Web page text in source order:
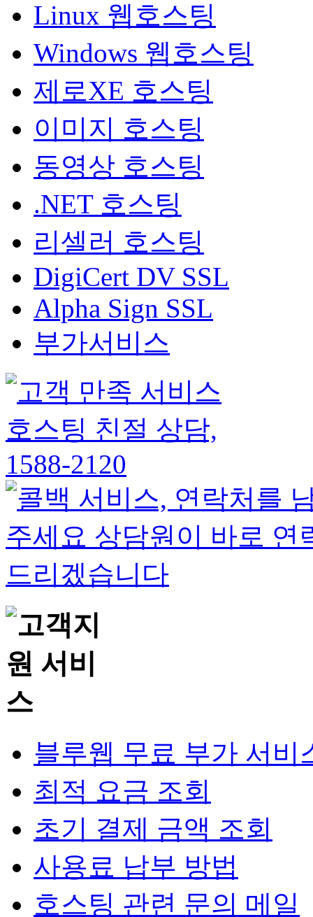
Linux 웹호스팅
Windows 웹호스팅
제로XE 호스팅
이미지 호스팅
동영상 호스팅
.NET 호스팅
리셀러 호스팅
DigiCert DV SSL
Alpha Sign SSL
부가서비스
블루웹 무료 부가 서비
최적 요금 조회
초기 결제 금액 조회
사용료 납부 방법
호스팅 관련 문의 메일